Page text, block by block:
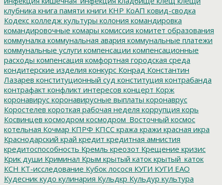
клубника книга памяти книги КНР КоАП ковид-сводка
Кодекс колледж культуры колония командировка
командировочные комары комиссия комитет образования
коммуналка коммунальная авария коммунальные платежи
коммунальные услуги компенсации компенсационные
расходы компенсация комфортная городская среда
кондитерские изделия конкурс Конрад Константин
Лазарев конституционный суд конституция контрабанда
контрафакт конфликт интересов концерт Корж
коронавирус коронавирусные выплаты коронаврус
Коростелев короткая рабочая неделя коррупция корь
Косвинцев космодром космодром_Восточный космос
котельная Кочмар КПРФ КПСС кража кражи красная икра
Краснодарский край кредит кредитная амнистия
кредитоспособность Кремль креозот Крещение кризис
Крик души Криминал Крым крытый каток крытый_каток
КСН КТ-исследование Кубок лосося КУГИ КУГИ ЕАО
Кудесник кудо кулинария Кульдкр Кульдур культура